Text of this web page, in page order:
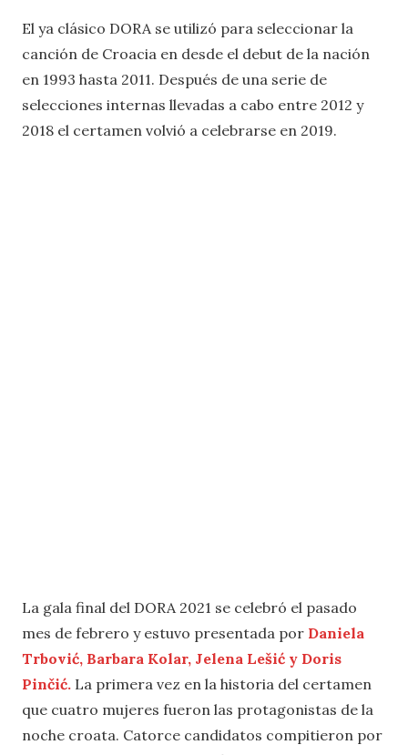
El ya clásico DORA se utilizó para seleccionar la
canción de Croacia en desde el debut de la nación
en 1993 hasta 2011. Después de una serie de
selecciones internas llevadas a cabo entre 2012 y
2018 el certamen volvió a celebrarse en 2019.
La gala final del DORA 2021 se celebró el pasado
mes de febrero y estuvo presentada por Daniela
Trbović, Barbara Kolar, Jelena Lešić y Doris
Pinčić. La primera vez en la historia del certamen
que cuatro mujeres fueron las protagonistas de la
noche croata. Catorce candidatos compitieron por